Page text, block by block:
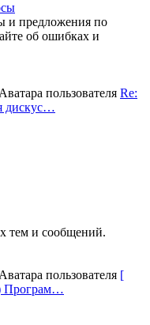
и предложения по
об ошибках и
Re:
дискус…
тем и сообщений.
[
Програм…